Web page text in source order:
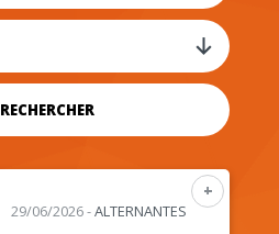
RECHERCHER
+
29/06/2026-ALTERNANTES